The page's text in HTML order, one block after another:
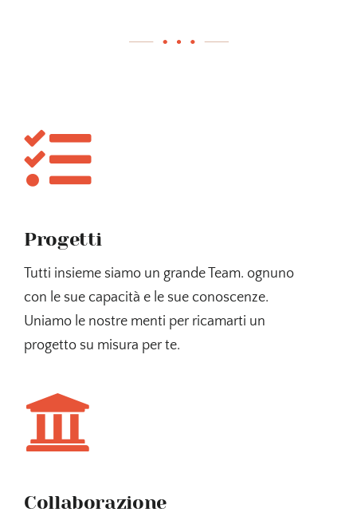
Progetti
Tutti insieme siamo un grande Team. ognuno
con le sue capacità e le sue conoscenze.
Uniamo le nostre menti per ricamarti un
progetto su misura per te.
Collaborazione